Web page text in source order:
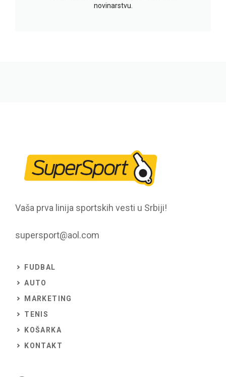
novinarstvu.
Vaša prva linija sportskih vesti u Srbiji!
supersport@aol.com
FUDBAL
AUTO
MARKETING
TENIS
KOŠARKA
KONTAKT